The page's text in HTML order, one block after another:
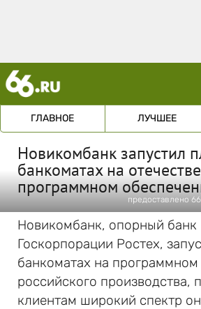
ГЛАВНОЕ ЛУЧШЕЕ
Новикомбанк запустил
банкоматах на
программном
предоставлено
Новикомбанк, опорный банк
Госкорпорации Ростех,
банкоматах на
российского производства,
клиентам широкий спектр